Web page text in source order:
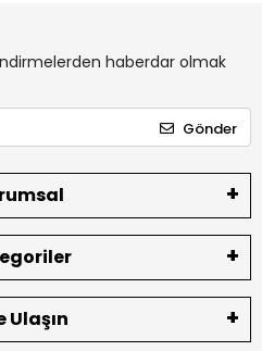
haberdar olmak
Gönder
Ulaşın